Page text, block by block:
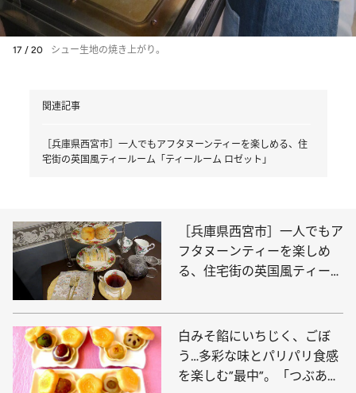
17 / 20 シュー生地の焼き上がり。
関連記事
［兵庫県西宮市］一人でもアフタヌーンティーを楽しめる、住
宅街の英国風ティールーム「ティールーム ロゼット」
［兵庫県西宮市］一人でもア
フタヌーンティーを楽しめ
る、住宅街の英国風ティール
ト」
白みそ餡にいちじく、ごぼ
う…多彩な味とパリパリ食感
を楽しむ”最中”。「つぶあん